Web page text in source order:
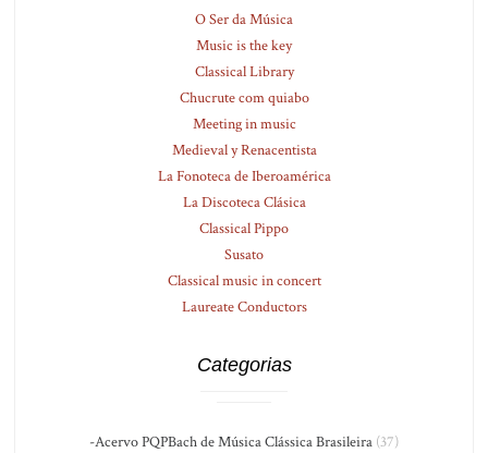
O Ser da Música
Music is the key
Classical Library
Chucrute com quiabo
Meeting in music
Medieval y Renacentista
La Fonoteca de Iberoamérica
La Discoteca Clásica
Classical Pippo
Susato
Classical music in concert
Laureate Conductors
Categorias
-Acervo PQPBach de Música Clássica Brasileira (37)